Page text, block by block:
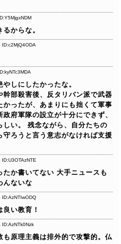
からな。
ID:c2MjQ4ODA
しにしたかったな。
幹部殺害後、反タリバン派で武器
かったが、あまりにも拙くて軍事
府軍隊の設立が十分にできず、
い。
残念ながら、自分たちの
守ろうと言う意志がなければ支援
ID:U3OTAzNTE
たか書いてない 大手ニュースも
んないな
ID:AzNTIwODQ
い教育！
ID:AzNTk0Nzk
も原理主義は排外的で攻撃的。仏